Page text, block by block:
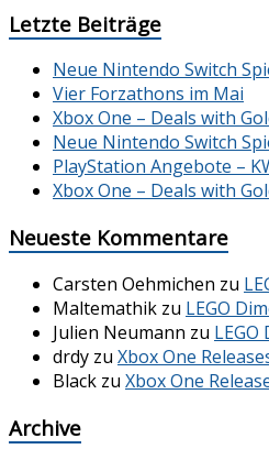
Letzte Beiträge
Neue Nintendo Switch
Vier Forzathons im Mai
Xbox One – Deals with
Neue Nintendo Switch
PlayStation Angebote –
Xbox One – Deals with
Neueste Kommentare
Carsten Oehmichen zu
Maltemathik zu LEGO
Julien Neumann zu LEGO
drdy zu Xbox One
Black zu Xbox One
Archive